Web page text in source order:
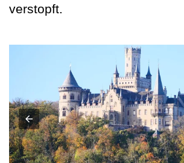
verstopft.